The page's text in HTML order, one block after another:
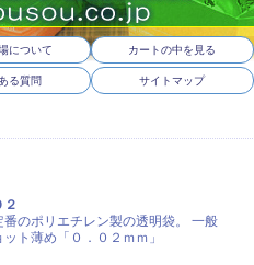
について カートの中を見る
る質問 サイトマップ
番のポリエチレン製の透明袋。 一般
ト薄め「０．０２ｍｍ」